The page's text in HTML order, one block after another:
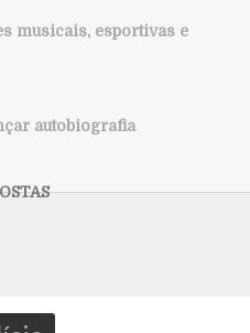
musicais, esportivas e
autobiografia